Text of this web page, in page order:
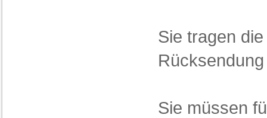
Sie tragen
Sie müssen